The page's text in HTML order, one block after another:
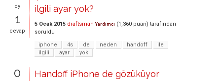
oy
1
cevap
ilgili ayar yok?
5 Ocak 2015 draftsman Yardımcı (1,360 puan) tarafından
soruldu
iphone
4s de neden handoff
ile
ilgili
ayar yok
0
Handoff iPhone de gözüküyor